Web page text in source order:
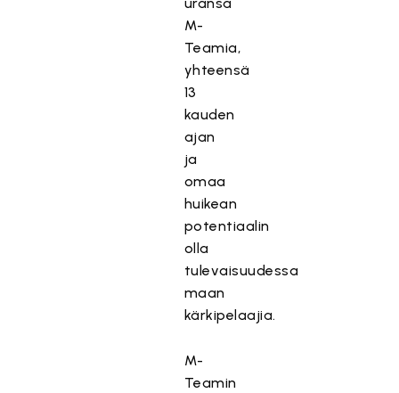
M-
Teamia,
yhteensä
13
kauden
ajan
ja
omaa
huikean
potentiaalin
olla
tulevaisuudessa
maan
kärkipelaajia.
M-
Teamin